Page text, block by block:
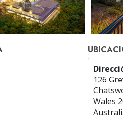
126
Wales